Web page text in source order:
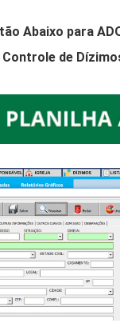
Abaixo para
Controle de